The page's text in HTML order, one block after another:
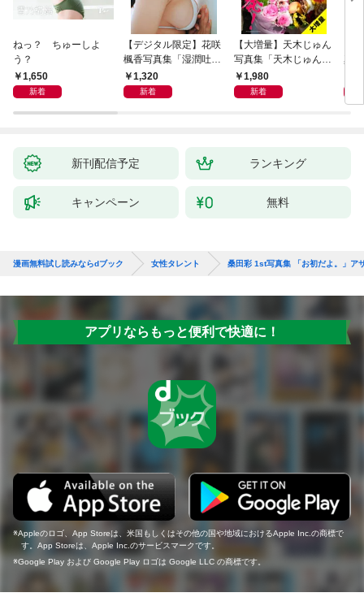
ねっ？ ちゅーしよ
う？
1,650
新着
【デジタル限定】花咲
楓香写真集「湿潤吐
息」1,320
新着
【大増量】天木じゅん
写真集「天木じゅん大
爆発！」
1,980
新着
真
新刊配信予定 ランキング
キャンペーン 無料
漫画無料試し読みならdブック 女性タレント 桑田彩 1st写真集 「お初だよ。」ア
アプリならもっと便利で快適に！
Appleのロゴ、App Storeは、米国もしくはその他の国や地域におけるApple Inc.の商標で
す。App Storeは、Apple Inc.のサービスマークです。
Google Play および Google Play ロゴは Google LLC の商標です。